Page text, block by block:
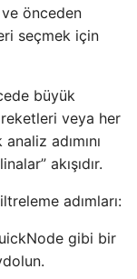
ve önceden
seçmek için
büyük
veya her
adımını
akışıdır.
adımları:
gibi bir